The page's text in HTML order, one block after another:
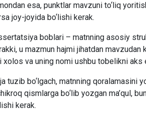
esa, punktlar mavzuni to‘liq
joy-joyida bo‘lishi kerak.
boblari – matnning asosiy
u mazmun hajmi jihatdan
xolos va uning nomi ushbu tobelikni aks
tuzib bo‘lgach, matnning
qismlarga bo‘lib yozgan ma’qul,
kerak.